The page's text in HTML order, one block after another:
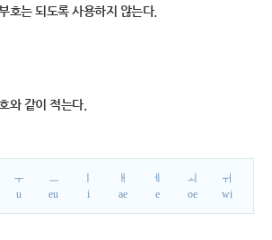
호는 되도록 사용하지 않는다.
와 같이 적는다.
ㅜ
u
ㅡ
eu
i
ㅐ
ae
ㅔ
e
ㅚ
oe
ㅟ
wi